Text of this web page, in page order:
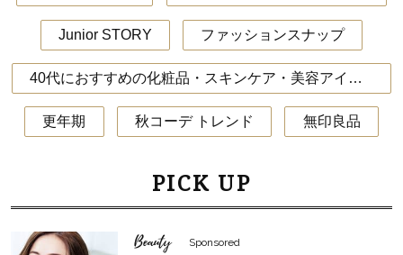
Junior STORY ファッションスナップ
40代におすすめの化粧品・スキンケア・美容アイテム
更年期 秋コーデ トレンド 無印良品
PICK UP
Beauty Sponsored